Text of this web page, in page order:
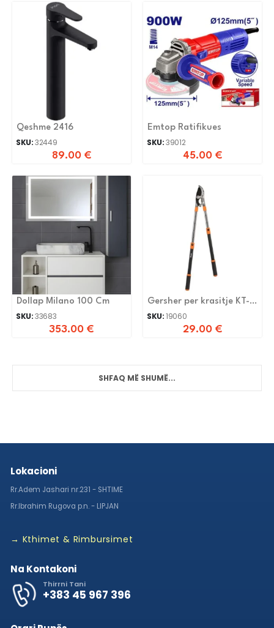
Qeshme 2416
SKU:32449
89.00 €
Emtop Ratifikues
SKU:39012
45.00 €
Dollap Milano 100 Cm
SKU:33683
353.00 €
Gersher per krasitje KT-
V1240 104cm
SKU:19060
29.00 €
SHFAQ MË SHUMË...
Lokacioni
Rr.Adem Jashari nr.231 - SHTIME
Rr.Ibrahim Rugova p.n. - LIPJAN
→ Kthimet & Rimbursimet
Na Kontakoni
Thirrni Tani
+383 45 967 396